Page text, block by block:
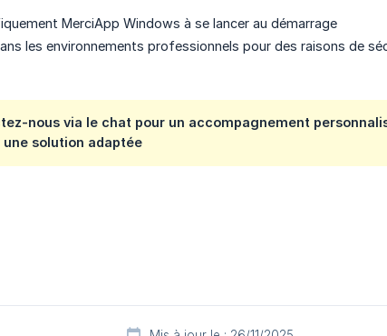
MerciApp Windows à se lancer au démarrage
les environnements professionnels pour des raisons de
nous via le chat pour un accompagnement
solution adaptée